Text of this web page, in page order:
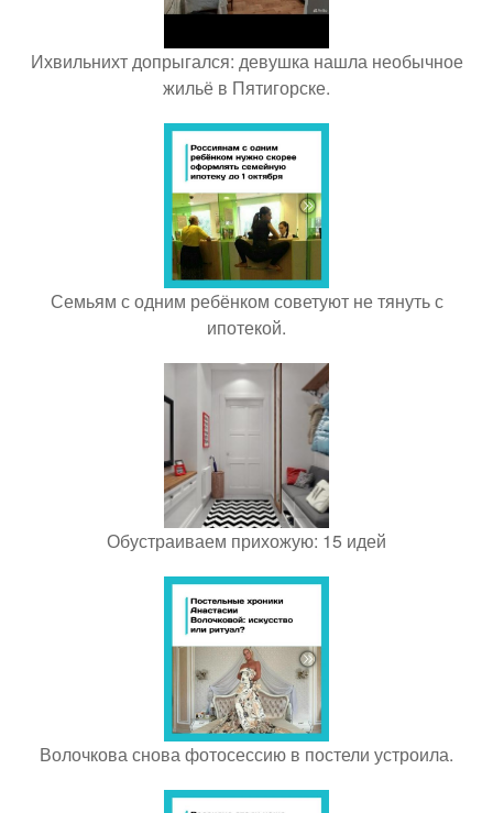
Ихвильнихт допрыгался: девушка нашла необычное
жильё в Пятигорске.
Семьям с одним ребёнком советуют не тянуть с
ипотекой.
Обустраиваем прихожую: 15 идей
Волочкова снова фотосессию в постели устроила.